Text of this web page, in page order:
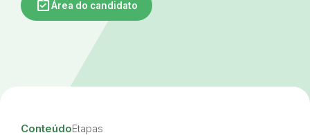
assignment_turned_inÁrea do candidato
ConteúdoEtapas